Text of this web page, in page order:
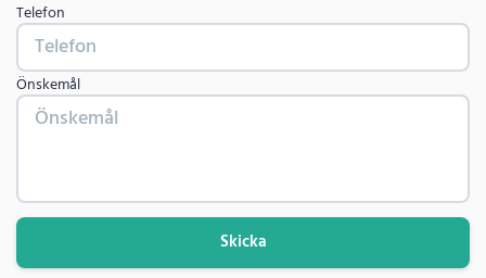
Telefon
Önskemål
Skicka